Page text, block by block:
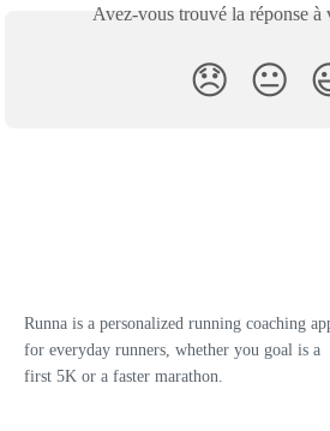
Avez-vous trouvé la réponse à
😞 😐
Runna is a personalized running coaching
for everyday runners, whether you goal is a
first 5K or a faster marathon.